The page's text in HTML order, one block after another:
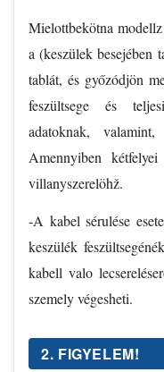
Mielottbekötna
a (keszülek besejében
tablát, és győzódjön
feszültsege és
adatoknak,
Amennyiben
villanyszerelöhž.
-A kabel sérulése
keszülék
kabell valo
szemely végesheti.
2. FIGYELEM!